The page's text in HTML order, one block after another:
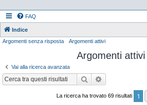
FAQ
Indice
Argomenti senza risposta Argomenti attivi
Argomenti attivi
Vai alla ricerca avanzata
Cerca
La ricerca ha trovato 69 risultati 1